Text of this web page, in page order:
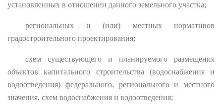
установленных в отношении данного земельного участка;
региональных и (или) местных нормативов
градостроительного проектирования;
схем существующего и планируемого размещения
объектов капитального строительства (водоснабжения и
водоотведения) федерального, регионального и местного
значения, схем водоснабжения и водоотведения;